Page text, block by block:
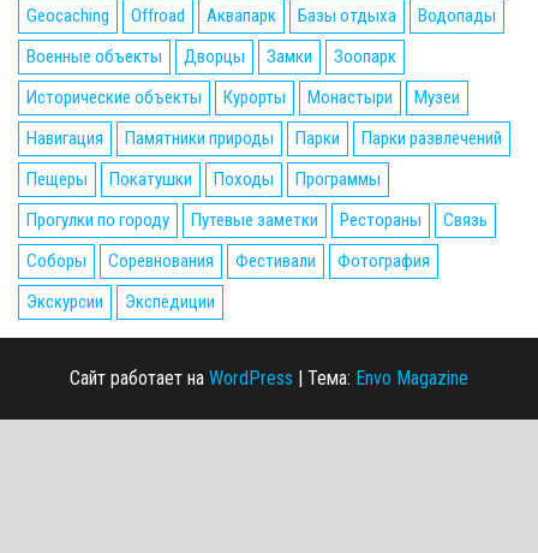
Geocaching Offroad Аквапарк Базы отдыха
Водопады
Военные объекты
Дворцы Замки
Зоопарк
Исторические объекты
Курорты Монастыри
Музеи
Навигация
Памятники природы Парки
Парки развлечений
Пещеры
Покатушки Походы
Программы
Прогулки по городу
Путевые заметки Рестораны
Связь
Соборы
Соревнования Фестивали
Фотография
Экскурсии
Экспедиции
Сайт работает на WordPress | Тема: Envo Magazine